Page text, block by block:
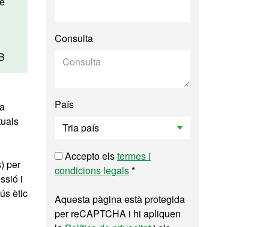
per
i
ètic
Consulta
País
Accepto elstermes i
condicions legals*
Aquesta pàgina està protegida
per reCAPTCHA i hi apliquen